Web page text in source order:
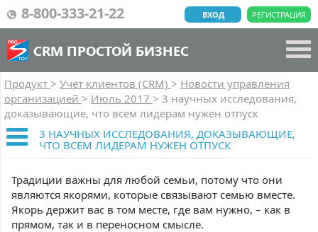
8-800-333-21-22 РЕГИСТРАЦИЯ
ВХОД
CRM ПРОСТОЙ БИЗНЕС
Продукт > Учет клиентов (CRM) > Новости управления
организацией > Июль 2017 > 3 научных исследования,
доказывающие, что всем лидерам нужен отпуск
3 НАУЧНЫХ ИССЛЕДОВАНИЯ, ДОКАЗЫВАЮЩИЕ,
ЧТО ВСЕМ ЛИДЕРАМ НУЖЕН ОТПУСК
Традиции важны для любой семьи, потому что они
являются якорями, которые связывают семью вместе.
Якорь держит вас в том месте, где вам нужно, – как в
прямом, так и в переносном смысле.